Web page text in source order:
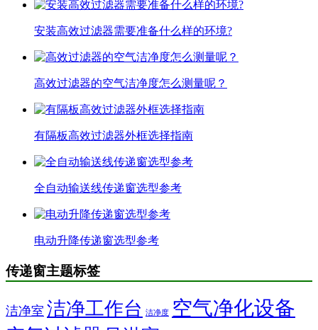
安装高效过滤器需要准备什么样的环境?
高效过滤器的空气洁净度怎么测量呢？
有隔板高效过滤器外框选择指南
全自动输送线传递窗选型参考
电动升降传递窗选型参考
传递窗主题标签
洁净室 洁净工作台 洁净度 空气净化设备